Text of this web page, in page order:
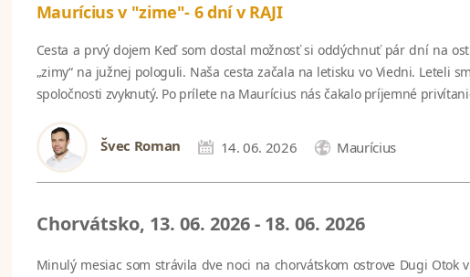
Maurícius v "zime"- 6 dní v RAJI
Cesta a prvý dojem Keď som dostal možnosť si oddýchnuť pár dní na
„zimy“ na južnej pologuli. Naša cesta začala na letisku vo Viedni. Leteli
spoločnosti zvyknutý. Po prílete na Maurícius nás čakalo príjemné
Švec Roman 14. 06. 2026 Maurícius
Chorvátsko, 13. 06. 2026 - 18. 06. 2026
Minulý mesiac som strávila dve noci na chorvátskom ostrove Dugi